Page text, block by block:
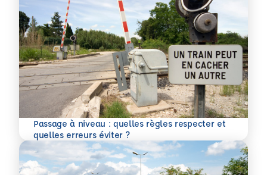
Passage à niveau : quelles règles respecter et
quelles erreurs éviter ?
En savoir plus